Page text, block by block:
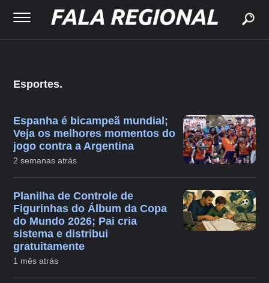
Esportes.
Espanha é bicampeã mundial;
Veja os melhores momentos do
jogo contra a Argentina
2 semanas atrás
Planilha de Controle de
Figurinhas do Álbum da Copa
do Mundo 2026; Pai cria
sistema e distribui
gratuitamente
1 mês atrás